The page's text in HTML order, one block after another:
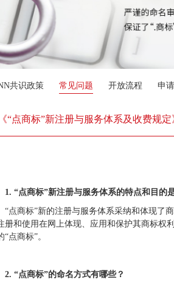
共识政策 常见问题 开放流程 申
“点商标”新注册与服务体系及收费规
1. “点商标”新注册与服务体系的特点和目的
“点商标”新的注册与服务体系采纳和体现了
册和使用在网上体现、应用和保护其商标权
“点商标”。
2. “点商标”的命名方式有哪些？